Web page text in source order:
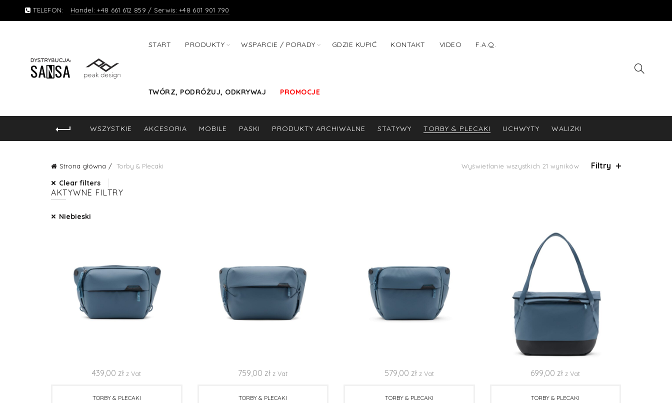
TELEFON: Handel: +48 661 612 859 / Serwis: +48 601 901 790
START PRODUKTY WSPARCIE / PORADY GDZIE KUPIĆ KONTAKT VIDEO F.A.Q.
TWÓRZ, PODRÓŻUJ, ODKRYWAJ PROMOCJE
WSZYSTKIE AKCESORIA MOBILE PASKI PRODUKTY ARCHIWALNE STATYWY TORBY & PLECAKI UCHWYTY WALIZKI
Strona główna Torby & Plecaki Wyświetlanie wszystkich 21 wyników Filtry
Clear filters
AKTYWNE FILTRY
Niebieski
439,00 zł z Vat
TORBY & PLECAKI
759,00 zł z Vat
TORBY & PLECAKI
579,00 zł z Vat
TORBY & PLECAKI
699,00 zł z Vat
TORBY & PLECAKI